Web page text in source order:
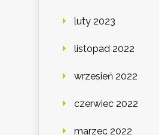
luty 2023
listopad 2022
wrzesień 2022
czerwiec 2022
marzec 2022